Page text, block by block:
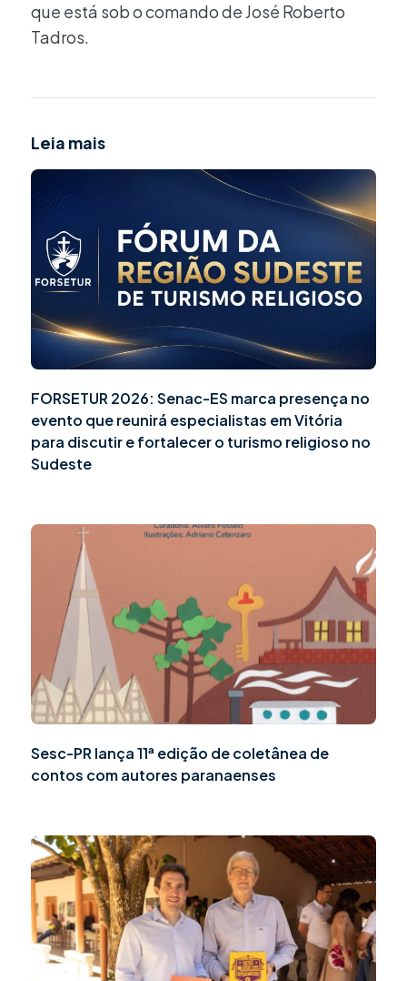
que está sob o comando de José Roberto
Tadros.
Leia mais
FORSETUR 2026: Senac-ES marca presença no
evento que reunirá especialistas em Vitória
para discutir e fortalecer o turismo religioso no
Sudeste
Sesc-PR lança 11ª edição de coletânea de
contos com autores paranaenses